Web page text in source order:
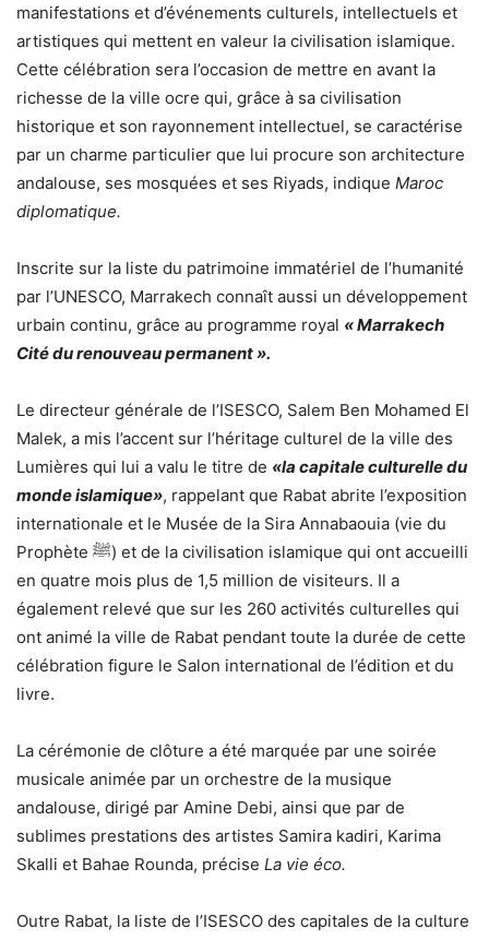
manifestations et d’événements culturels, intellectuels et
artistiques qui mettent en valeur la civilisation islamique.
Cette célébration sera l’occasion de mettre en avant la
richesse de la ville ocre qui, grâce à sa civilisation
historique et son rayonnement intellectuel, se caractérise
par un charme particulier que lui procure son architecture
andalouse, ses mosquées et ses Riyads, indique Maroc
diplomatique.
Inscrite sur la liste du patrimoine immatériel de l’humanité
par l’UNESCO, Marrakech connaît aussi un développement
urbain continu, grâce au programme royal « Marrakech
Cité du renouveau permanent ».
Le directeur générale de l’ISESCO, Salem Ben Mohamed El
Malek, a mis l’accent sur l’héritage culturel de la ville des
Lumières qui lui a valu le titre de «la capitale culturelle du
monde islamique», rappelant que Rabat abrite l’exposition
internationale et le Musée de la Sira Annabaouia (vie du
Prophète ﷺ) et de la civilisation islamique qui ont accueilli
en quatre mois plus de 1,5 million de visiteurs. Il a
également relevé que sur les 260 activités culturelles qui
ont animé la ville de Rabat pendant toute la durée de cette
célébration figure le Salon international de l’édition et du
livre.
La cérémonie de clôture a été marquée par une soirée
musicale animée par un orchestre de la musique
andalouse, dirigé par Amine Debi, ainsi que par de
sublimes prestations des artistes Samira kadiri, Karima
Skalli et Bahae Rounda, précise La vie éco.
Outre Rabat, la liste de l’ISESCO des capitales de la culture